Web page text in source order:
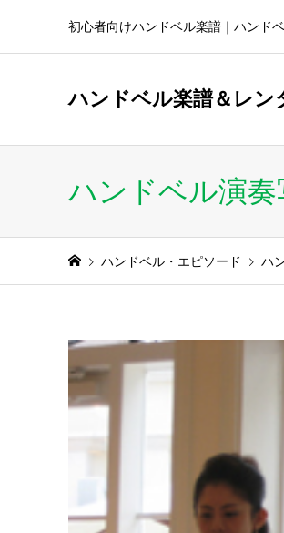
初心者向けハンドベル楽譜｜ハンド
ハンドベル楽譜＆レン
ハンドベル演奏
ハンドベル・エピソード ハ